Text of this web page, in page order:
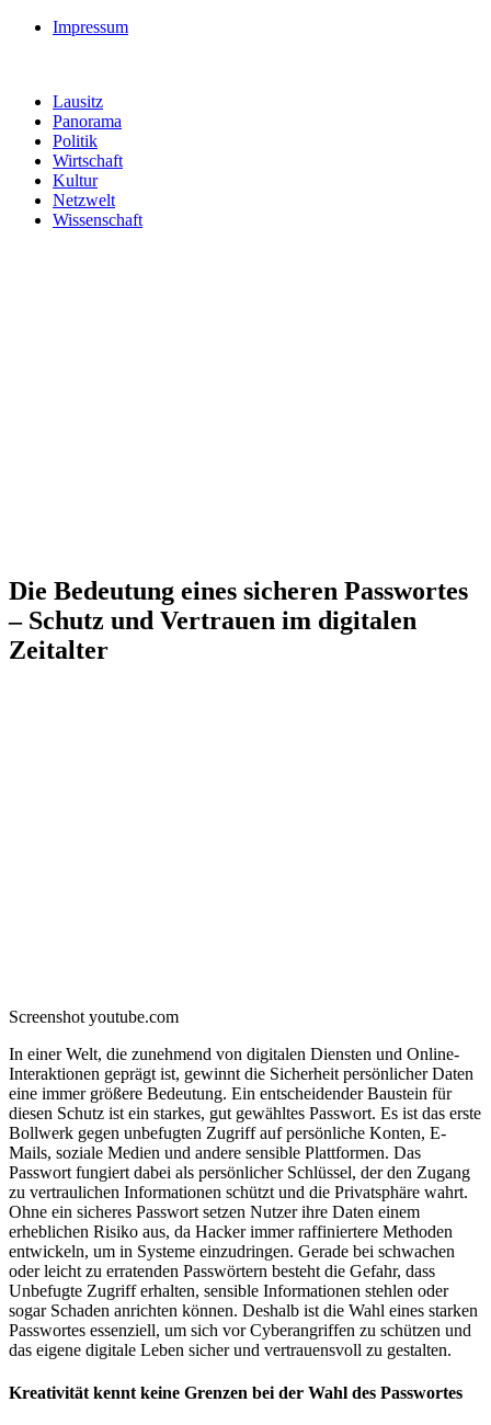
Impressum
Lausitz
Panorama
Politik
Wirtschaft
Kultur
Netzwelt
Wissenschaft
Die Bedeutung eines sicheren Passwortes
– Schutz und Vertrauen im digitalen
Zeitalter
Screenshot youtube.com
In einer Welt, die zunehmend von digitalen Diensten und Online-
Interaktionen geprägt ist, gewinnt die Sicherheit persönlicher Daten
eine immer größere Bedeutung. Ein entscheidender Baustein für
diesen Schutz ist ein starkes, gut gewähltes Passwort. Es ist das erste
Bollwerk gegen unbefugten Zugriff auf persönliche Konten, E-
Mails, soziale Medien und andere sensible Plattformen. Das
Passwort fungiert dabei als persönlicher Schlüssel, der den Zugang
zu vertraulichen Informationen schützt und die Privatsphäre wahrt.
Ohne ein sicheres Passwort setzen Nutzer ihre Daten einem
erheblichen Risiko aus, da Hacker immer raffiniertere Methoden
entwickeln, um in Systeme einzudringen. Gerade bei schwachen
oder leicht zu erratenden Passwörtern besteht die Gefahr, dass
Unbefugte Zugriff erhalten, sensible Informationen stehlen oder
sogar Schaden anrichten können. Deshalb ist die Wahl eines starken
Passwortes essenziell, um sich vor Cyberangriffen zu schützen und
das eigene digitale Leben sicher und vertrauensvoll zu gestalten.
Kreativität kennt keine Grenzen bei der Wahl des Passwortes